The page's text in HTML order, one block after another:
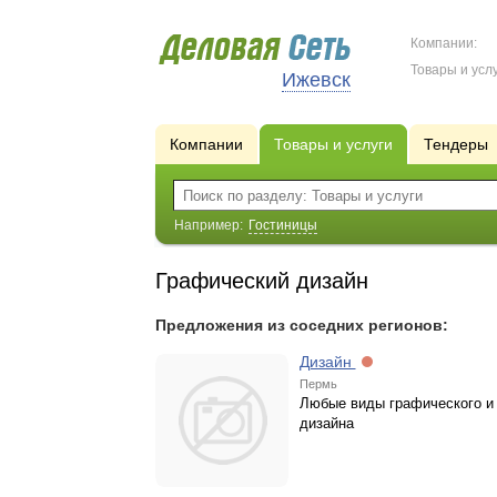
Ижевск
Компании:
Товары и
Компании Товары и услуги Тендеры
Например: Гостиницы
Графический дизайн
Предложения из соседних регионов:
Дизайн
Пермь
Любые виды графического и
дизайна